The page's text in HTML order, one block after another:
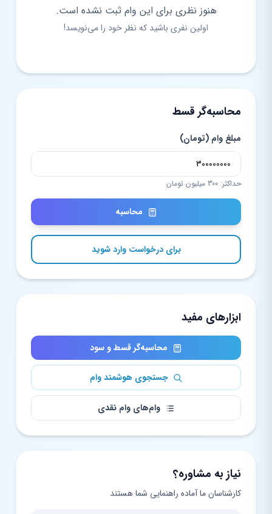
هنوز نظری برای این وام ثبت نشده است.
اولین نفری باشید که نظر خود را می‌نویسد!
محاسبه‌گر قسط
مبلغ وام (تومان)
حداکثر: 300 میلیون تومان
برای درخواست وارد شوید
ابزارهای مفید
محاسبه‌گر قسط و سود
جستجوی هوشمند وام
وام‌های وام نقدی
نیاز به مشاوره؟
کارشناسان ما آماده راهنمایی شما هستند